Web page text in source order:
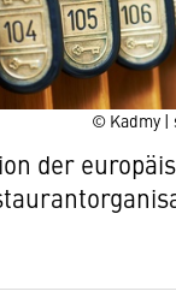
© Kadmy |
der